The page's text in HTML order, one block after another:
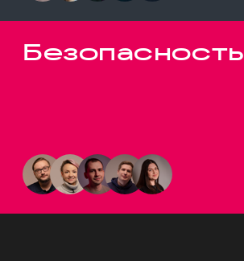
Безопасность